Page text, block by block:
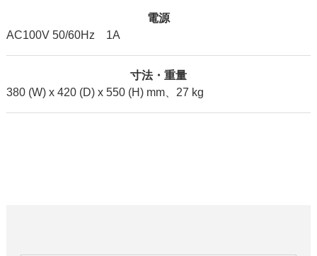
電源
AC100V 50/60Hz 1A
寸法・重量
380 (W) x 420 (D) x 550 (H) mm、27 kg